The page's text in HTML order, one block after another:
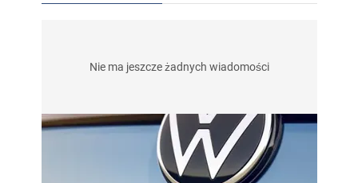
Nie ma jeszcze żadnych wiadomości